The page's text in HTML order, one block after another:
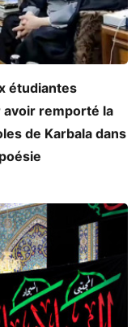
étudiantes
avoir remporté la
de Karbala dans